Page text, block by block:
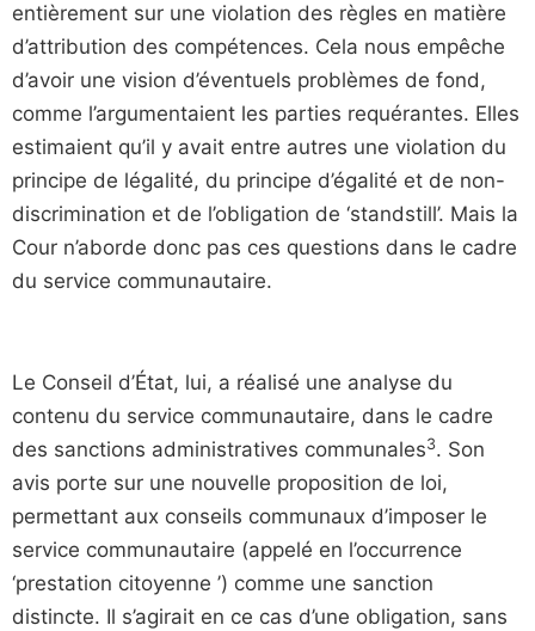
entièrement sur une violation des règles en matière
d’attribution des compétences. Cela nous empêche
d’avoir une vision d’éventuels problèmes de fond,
comme l’argumentaient les parties requérantes. Elles
estimaient qu’il y avait entre autres une violation du
principe de légalité, du principe d’égalité et de non-
discrimination et de l’obligation de ‘standstill’. Mais la
Cour n’aborde donc pas ces questions dans le cadre
du service communautaire.
Le Conseil d’État, lui, a réalisé une analyse du
contenu du service communautaire, dans le cadre
des sanctions administratives communales3. Son
avis porte sur une nouvelle proposition de loi,
permettant aux conseils communaux d’imposer le
service communautaire (appelé en l’occurrence
‘prestation citoyenne ’) comme une sanction
distincte. Il s’agirait en ce cas d’une obligation, sans